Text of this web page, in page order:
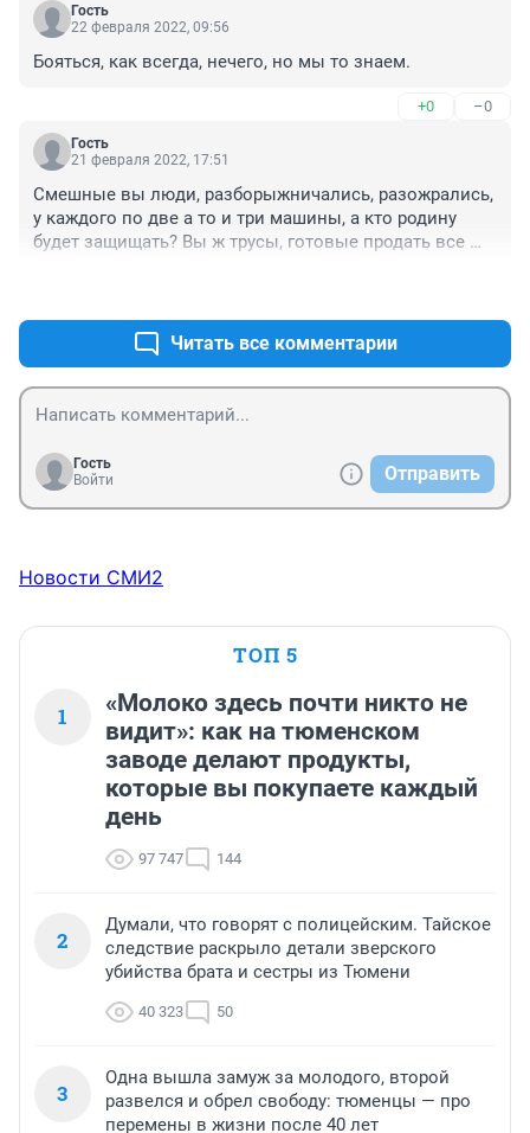
Гость
22 февраля 2022, 09:56
Бояться, как всегда, нечего, но мы то знаем.
+0 –0
Гость
21 февраля 2022, 17:51
Смешные вы люди, разборыжничались, разожрались,
у каждого по две а то и три машины, а кто родину
будет защищать? Вы ж трусы, готовые продать все
того и дружбы в народе нет.Читать все комментарии
Гость
Войти
Отправить
Новости СМИ2
ТОП 5
1
«Молоко здесь почти никто не
видит»: как на тюменском
заводе делают продукты,
которые вы покупаете каждый
день
97 747 144
2
Думали, что говорят с полицейским. Тайское
следствие раскрыло детали зверского
убийства брата и сестры из Тюмени
40 323 50
3
Одна вышла замуж за молодого, второй
развелся и обрел свободу: тюменцы — про
перемены в жизни после 40 лет